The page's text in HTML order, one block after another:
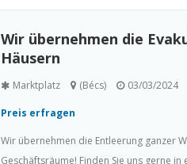
Wir übernehmen die
Häusern
Marktplatz (Bécs) 03/03/2024
Preis erfragen
Wir übernehmen die Entleerung ganzer
Geschäftsräume! Finden Sie uns gerne